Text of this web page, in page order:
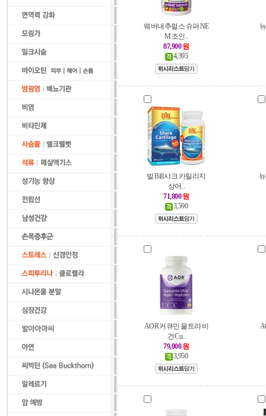
웨버내추럴스 슈퍼 NE
M 조인..
87,900원
4,395
빌 Bill 샤크 카틸리지
상어..
71,800원
3,590
AOR 커큐민 울트라 비
건 Cu..
79,000원
3,950